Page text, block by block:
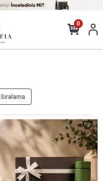
0
Sıralama